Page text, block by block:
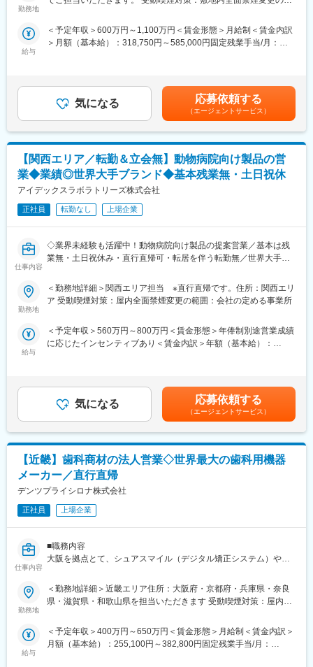
海外サプライヤーとのやり取りは英語が中心（主にメール）です
が、英語力は必須ではありません。翻訳ツールや商社、現地スタ
■入社後の流れ：
入社後は配属部門でのOJTを中心に業務を習得いただきます。理
未経験の方でも無理なく成長できる環境です。
■組織・キャリアについて
社員一人ひとりのキャリア形成を重視し、評価とは別に定期的な
1on1面談を実施しています。将来的には購買領域の専門性を高め
るスペシャリストとしてのキャリア形成が可能です。
変更の範囲：会社の定める業務
これまでMRの方に多く入社頂いており、がん領域の最先端治療機
器（非侵襲デバイス）を保有しており、抗がん剤で効果が得られ
■業務内容：
・大学病院などに所属する医師に対して、実際の症例をベースに
した適切な情報提供・適正使用の推進
・医療機関との賃貸借契約の契約締結と与信管理
・医療機器に対して使用成績調査等のPMS業務
・治療開始時における機器の手配、医療機関や社内各部署との調
整
＜営業スタイル＞
主に大学病院や基幹病院の医師や医療従事者に対して、実際の症
を行います。
※宿泊を伴う国内出張あり。日本全国の大学病院・基幹病院および
■担当製品：
を、体に発生させた特殊な電場で阻害する在宅用の医療機器で
す。セラミック製の電極パッド（アレイ）を身体に貼り、持ち運
同製品による治療は投薬治療や放射線治療と異なり、全身性の副
作用が少ないことが特徴で、5年生存率10%と言われる膠芽腫に対
して一定の有用性が実証されています。
※2017年に保険収載が開始され、現在は膠芽腫（脳腫瘍）／切除
不能な進行・再発の非小細胞肺癌（NSCLC）に対して適応があり
ます。
■入社後の流れ：
東京での2～3週間（予定）の研修を終えた後、現場でのOJT研修
シニア問わずご活躍いただいています。
勤務地
給与
＜予定年収＞600万円～1,100万円＜賃金形態＞月給制＜賃金内訳
＞月額（基本給）：318,750円～585,000円固定残業手当/月：
賞与実績:前年度実績（年間給与の15％）賃金はあくまでも目安の
金額であり、選考を通じて上下する可能性があります。月給(月額)
は固定手当を含めた表記です。
気になる 応募依頼する
（エージェントサービス）
【関西エリア／転勤＆立会無】動物病院向け製品の営
業◆業績◎世界大手ブランド◆基本残業無・土日祝休
アイデックスラボラトリーズ株式会社
正社員 転勤なし 上場企業
仕事内容
◇業界未経験も活躍中！動物病院向け製品の提案営業／基本は残
業無・土日祝休み・直行直帰可・転居を伴う転勤無／世界大手ブ
■求人概要
・京都・滋賀・大阪一部（枚方市など）・奈良一部（奈良市・生
駒市など）を中心とした担当制で、転勤無し・直行直帰・基本残
躍中
■具体的な業務内容
＼院内シェア拡大（検査機器・検査サービスの切り替えや追加導
入）が主なミッション／
・担当顧客は動物病院となり、約9割がクリニック規模です。決裁
者は獣医師（院長）が中心です。
・動物用検査機器（血液・尿・便など）や検査キット、消耗品、
受託検査サービスの提案。訪問件数は5～7件程度/日。
※完全な新規開拓はほぼなく、既存取引先への追加提案がメインで
■働き方
・基本は残業無・土日祝休み・転居を伴う異動無
・手術立ち会いや緊急呼び出し無
・入社後約1ヶ月は座学と営業同行で基礎を習得し、4～6ヶ月を
目安に独り立ちを目指します。
勤務地
＜勤務地詳細＞関西エリア担当 ※直行直帰です。住所：関西エリ
ア 受動喫煙対策：屋内全面禁煙変更の範囲：会社の定める事業所
給与
＜予定年収＞560万円～800万円＜賃金形態＞年俸制別途営業成績
に応じたインセンティブあり＜賃金内訳＞年額（基本給）：
たインセンティブあり基本給：470～500万＋営業手当：60万＋イ
ンセンティブ（100％達成時に200万超／年）※実際に営業成績を
上げれば、インセンティブの額が上がる為、年収が1000万を超え
ている営業も複数名在籍。■昇給：年1回賃金はあくまでも目安の
金額であり、選考を通じて上下する可能性があります。月給(月額)
は固定手当を含めた表記です。
気になる 応募依頼する
（エージェントサービス）
【近畿】歯科商材の法人営業◇世界最大の歯科用機器
メーカー／直行直帰
デンツプライシロナ株式会社
正社員 上場企業
仕事内容
■職務内容
大阪を拠点とて、シュアスマイル（デジタル矯正システム）や歯
す。
(エリア：近畿、一部北陸)
・歯科医院、病院歯科に対するシュアスマイル（デジタル矯正シ
ステム）・歯科用インプラントと関連する製品の提案・販売
勤務地
＜勤務地詳細＞近畿エリア住所：大阪府・京都府・兵庫県・奈良
県・滋賀県・和歌山県を担当いただきます 受動喫煙対策：屋内全
給与
＜予定年収＞400万円～650万円＜賃金形態＞月給制＜賃金内訳＞
月額（基本給）：255,100円～382,800円固定残業手当/月：